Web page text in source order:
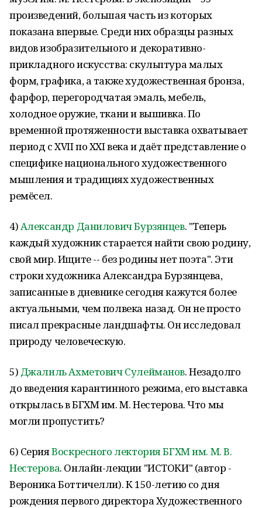
произведений, большая часть из которых
показана впервые. Среди них образцы разных
видов изобразительного и декоративно-
прикладного искусства: скульптура малых
форм, графика, а также художественная бронза,
фарфор, перегородчатая эмаль, мебель,
холодное оружие, ткани и вышивка. По
временной протяженности выставка охватывает
период с XVII по XXI века и даёт представление о
специфике национального художественного
мышления и традициях художественных
ремёсел.
4)Александр Данилович Бурзянцев. "Теперь
каждый художник старается найти свою родину,
свой мир. Ищите -- без родины нет поэта". Эти
строки художника Александра Бурзянцева,
записанные в дневнике сегодня кажутся более
актуальными, чем полвека назад. Он не просто
писал прекрасные ландшафты. Он исследовал
природу человеческую.
5) Джалиль Ахметович Сулейманов. Незадолго
до введения карантинного режима, его выставка
открылась в БГХМ им. М. Нестерова. Что мы
могли пропустить?
6) СерияВоскресного лектория БГХМ им. М. В.
Нестерова. Онлайн-лекции "ИСТОКИ" (автор -
Вероника Боттичелли). К 150-летию со дня
рождения первого директора Художественного